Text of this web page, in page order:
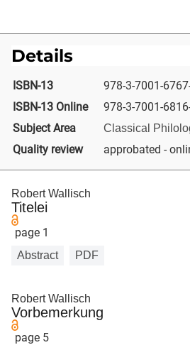
Details
ISBN-13
978-3-7001-
ISBN-13 Online
978-3-7001-
Subject Area
Classical
Quality review approbated -
Robert Wallisch
Titelei
page 1
Abstract PDF
Robert Wallisch
Vorbemerkung
page 5